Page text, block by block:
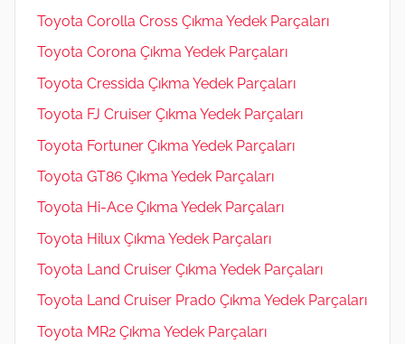
Toyota Corolla Cross Çıkma Yedek Parçaları
Toyota Corona Çıkma Yedek Parçaları
Toyota Cressida Çıkma Yedek Parçaları
Toyota FJ Cruiser Çıkma Yedek Parçaları
Toyota Fortuner Çıkma Yedek Parçaları
Toyota GT86 Çıkma Yedek Parçaları
Toyota Hi-Ace Çıkma Yedek Parçaları
Toyota Hilux Çıkma Yedek Parçaları
Toyota Land Cruiser Çıkma Yedek Parçaları
Toyota Land Cruiser Prado Çıkma Yedek Parçaları
Toyota MR2 Çıkma Yedek Parçaları